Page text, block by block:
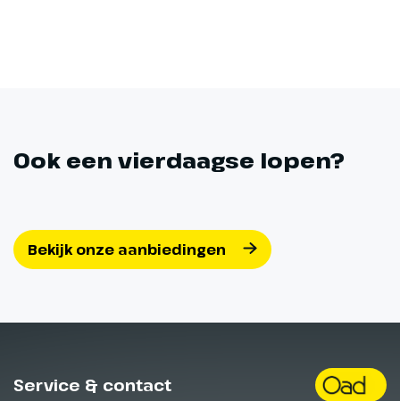
Ook een vierdaagse lopen?
Bekijk onze aanbiedingen
Service & contact